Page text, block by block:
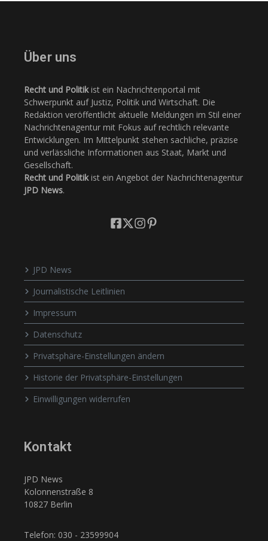
Über uns
Recht und Politikist ein Nachrichtenportal mit
Schwerpunkt auf Justiz, Politik und Wirtschaft. Die
Redaktion veröffentlicht aktuelle Meldungen im Stil einer
Nachrichtenagentur mit Fokus auf rechtlich relevante
Entwicklungen. Im Mittelpunkt stehen sachliche, präzise
und verlässliche Informationen aus Staat, Markt und
Gesellschaft.
Recht und Politikist ein Angebot der Nachrichtenagentur
JPD News.
JPD News
Journalistische Leitlinien
Impressum
Datenschutz
Privatsphäre-Einstellungen ändern
Historie der Privatsphäre-Einstellungen
Einwilligungen widerrufen
Kontakt
JPD News
Kolonnenstraße 8
10827 Berlin
Telefon: 030 - 23599904